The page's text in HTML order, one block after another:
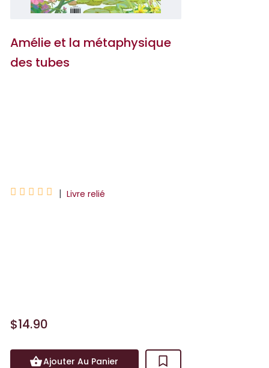
Amélie et la métaphysique
des tubes
     | Livre relié
$14.90
Ajouter Au Panier